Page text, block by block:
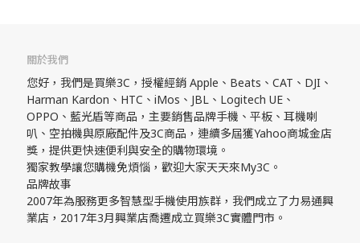
關於我們
您好，我們是買樂3C，授權經銷 Apple、Beats、CAT、DJI、
Harman Kardon、HTC、iMos、JBL、Logitech UE、
OPPO、藍光盾等商品，主要銷售品牌手機、平板、耳機喇
叭、空拍機與原廠配件及3C商品，連續多屆獲Yahoo商城金店
獎，提供更快速便利與安全的購物環境。
獨家教學讓您購機免煩惱，歡迎大家天天來My3C。
品牌故事
2007年為服務更多智慧型手機使用族群，我們成立了力易通興
業店，2017年3月興業店喬遷成立買樂3C實體門市。